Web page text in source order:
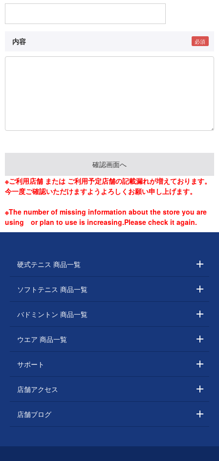
内容
※ご利用店舗 または ご利用予定店舗の記載漏れが増えております。
今一度ご確認いただけますようよろしくお願い申し上げます。
※The number of missing information about the store you are
using or plan to use is increasing.Please check it again.
硬式テニス 商品一覧
ソフトテニス 商品一覧
バドミントン 商品一覧
ウエア 商品一覧
サポート
店舗アクセス
店舗ブログ